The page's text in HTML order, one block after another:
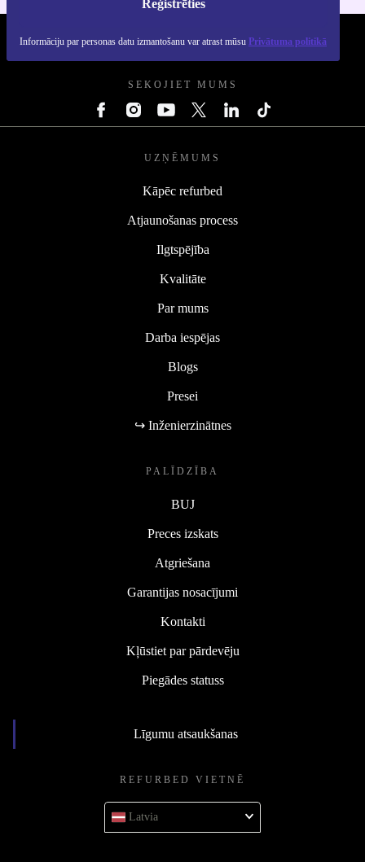
Reģistrēties
Informāciju par personas datu izmantošanu var atrast mūsu Privātuma politikā
REFURBED - RETHINK NEW.
SEKOJIET MUMS
UZŅĒMUMS
Kāpēc refurbed
Atjaunošanas process
Ilgtspējība
Kvalitāte
Par mums
Darba iespējas
Blogs
Presei
↪ Inženierzinātnes
PALĪDZĪBA
BUJ
Preces izskats
Atgriešana
Garantijas nosacījumi
Kontakti
Kļūstiet par pārdevēju
Piegādes statuss
Līgumu atsaukšanas
REFURBED VIETNĒ
Latvia